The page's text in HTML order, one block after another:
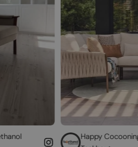
Happy Cocooning Lagune Rond 60